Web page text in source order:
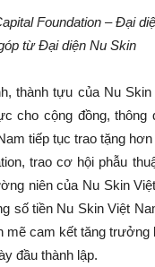
Foundation – Đại
từ Đại diện Nu Skin
thành tựu của Nu
cho cộng đồng, thông
tiếp tục trao tặng
trao cơ hội phẫu
niên của Nu Skin
số tiền Nu Skin Việt
mẽ cam kết tăng
đầu thành lập.